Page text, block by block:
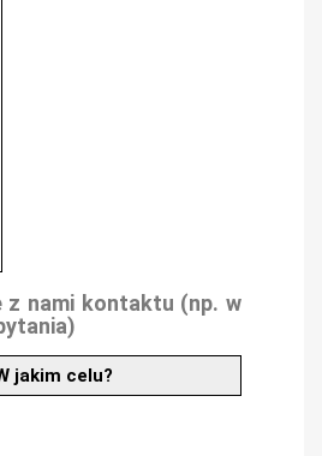
z nami kontaktu (np. w
jakim celu?